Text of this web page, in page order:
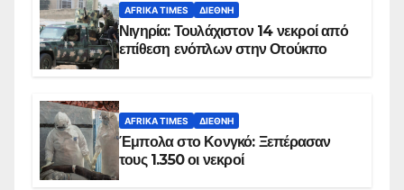
AFRIKA TIMES ΔΙΕΘΝΉ
Νιγηρία: Τουλάχιστον 14 νεκροί από
επίθεση ενόπλων στην Οτούκπο
AFRIKA TIMES ΔΙΕΘΝΉ
Έμπολα στο Κονγκό: Ξεπέρασαν
τους 1.350 οι νεκροί